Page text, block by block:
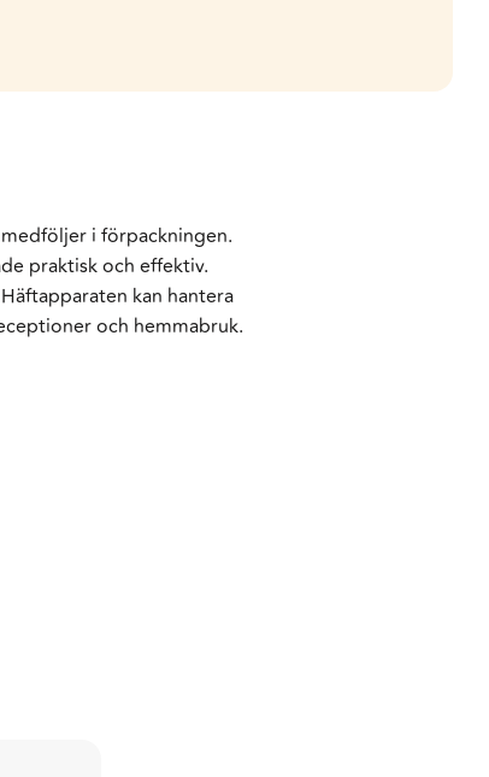
i förpackningen.
praktisk och effektiv.
kan hantera
och hemmabruk.